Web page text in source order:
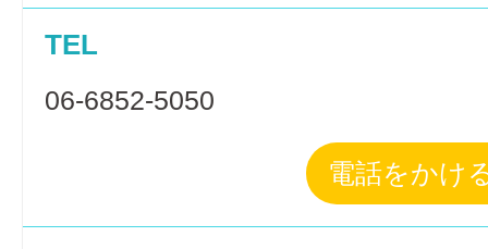
TEL
06-6852-5050
電話をかけ